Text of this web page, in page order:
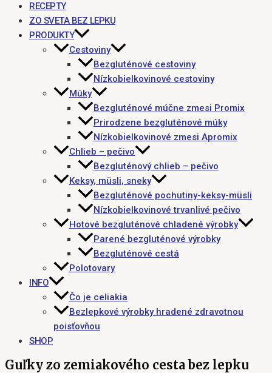
RECEPTY
ZO SVETA BEZ LEPKU
PRODUKTY
Cestoviny
Bezgluténové cestoviny
Nízkobielkovinové cestoviny
Múky
Bezgluténové múčne zmesi Promix
Prirodzene bezgluténové múky
Nízkobielkovinové zmesi Apromix
Chlieb – pečivo
Bezgluténový chlieb – pečivo
Keksy, müsli, sneky
Bezgluténové pochutiny-keksy-müsli
Nízkobielkovinové trvanlivé pečivo
Hotové bezgluténové chladené výrobky
Parené bezgluténové výrobky
Bezgluténové cestá
Polotovary
INFO
Čo je celiakia
Bezlepkové výrobky hradené zdravotnou
poisťovňou
SHOP
Guľky zo zemiakového cesta bez lepku